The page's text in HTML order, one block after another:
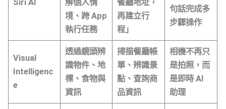
Siri AI
解個人情
境、跨 App
執行任務
餐廳地址，
再建立行
程」
句話完成多
步驟操作
Visual
Intelligenc
e
透過鏡頭辨
識物件、地
標、食物與
資訊
掃描餐廳帳
單、辨識景
點、查詢商
品資訊
相機不再只
是拍照，而
是即時 AI
助理